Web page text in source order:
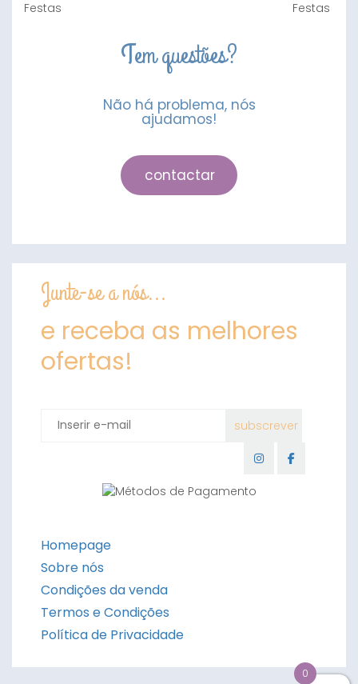
Tem questões?
Não há problema, nós
ajudamos!
contactar
Junte-se a nós...
e receba as melhores
ofertas!
Homepage
Sobre nós
Condições da venda
Termos e Condições
Política de Privacidade
0